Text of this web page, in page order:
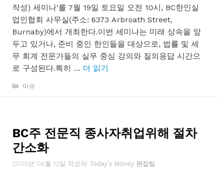
작성) 세미나’를 7월 19일 토요일 오전 10시, BC한인실
업인협회 사무실(주소: 6373 Arbroath Street,
Burnaby)에서 개최한다.이번 세미나는 미래 상속을 앞
두고 있거나, 준비 중인 한인들을 대상으로, 법률 및 세
무 회계 전문가들의 실무 중심 강의와 질의응답 시간으
로 구성된다.특히 … 더 읽기
카
이슈
BC주 전문직 종사자취업위해 절차
간소화
2025년 06월 12일 작성자: Today's Money 편집팀